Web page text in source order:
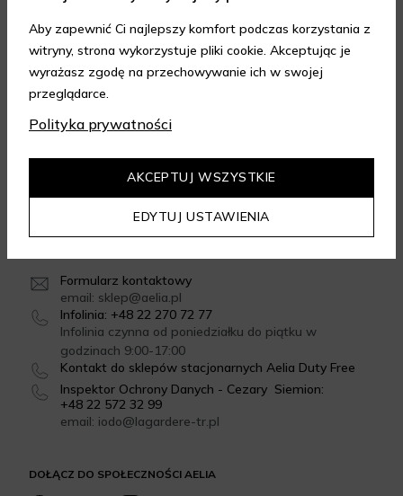
DOŁĄCZ DO SPOŁECZNOŚCI AELIA
Formularz kontaktowy
email: sklep@aelia.pl
Infolinia: +48 22 270 72 77
Infolinia czynna od poniedziałku do piątku w
godzinach 9:00-17:00
Kontakt do sklepów stacjonarnych Aelia Duty Free
Inspektor Ochrony Danych - Cezary Siemion:
+48 22 572 32 99
email: iodo@lagardere-tr.pl
FORMY DOSTAWY
5.00
Aby zapewnić Ci najlepszy komfort podczas korzystania z
witryny, strona wykorzystuje pliki cookie. Akceptując je
wyrażasz zgodę na przechowywanie ich w swojej
przeglądarce.
Polityka prywatności
EDYTUJ USTAWIENIA
AKCEPTUJ WSZYSTKIE